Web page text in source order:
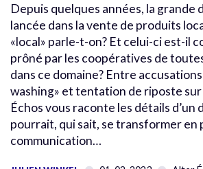
Depuis quelques années, la grande
lancée dans la vente de produits
«local» parle-t-on? Et celui-ci est-il
prôné par les coopératives de
dans ce domaine? Entre
washing» et tentation de riposte
Échos vous raconte les détails d’un
pourrait, qui sait, se transformer
communication…